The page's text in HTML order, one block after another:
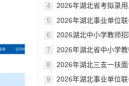
4
2026年湖北省考拟录
5 2026年湖北事业单位
6
2026湖北中小学教师
7
2026年湖北省中小学
8 2026年湖北三支一扶
9
2026年湖北事业单位